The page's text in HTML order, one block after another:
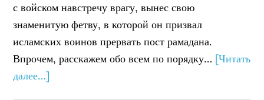
с войском навстречу врагу, вынес свою
знаменитую фетву, в которой он призвал
исламских воинов прервать пост рамадана.
Впрочем, расскажем обо всем по порядку… [Читать
далее…]